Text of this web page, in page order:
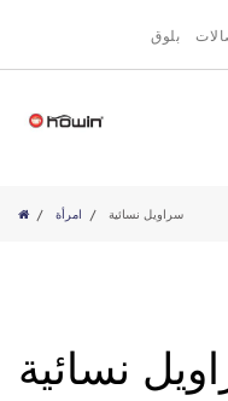
بلوق
امرأة سراويل نسائية
نسائية